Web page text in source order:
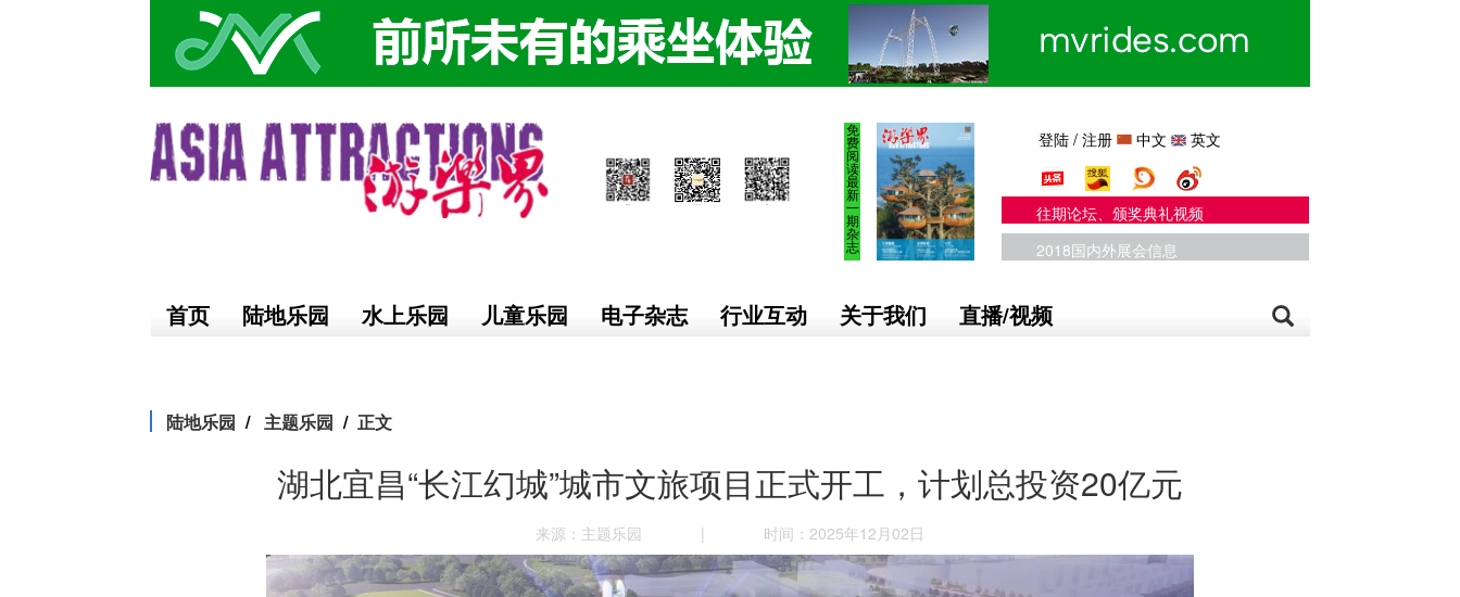
免
费
阅
读
最
新
一
期
杂
志
登陆 /注册 中文 英文
往期论坛、颁奖典礼视频
2018国内外展会信息
首页 陆地乐园 水上乐园 儿童乐园 电子杂志 行业互动 关于我们 直播/视频
陆地乐园 主题乐园 正文
湖北宜昌“长江幻城”城市文旅项目正式开工，计划总投资20亿元
来源：主题乐园 | 时间：2025年12月02日